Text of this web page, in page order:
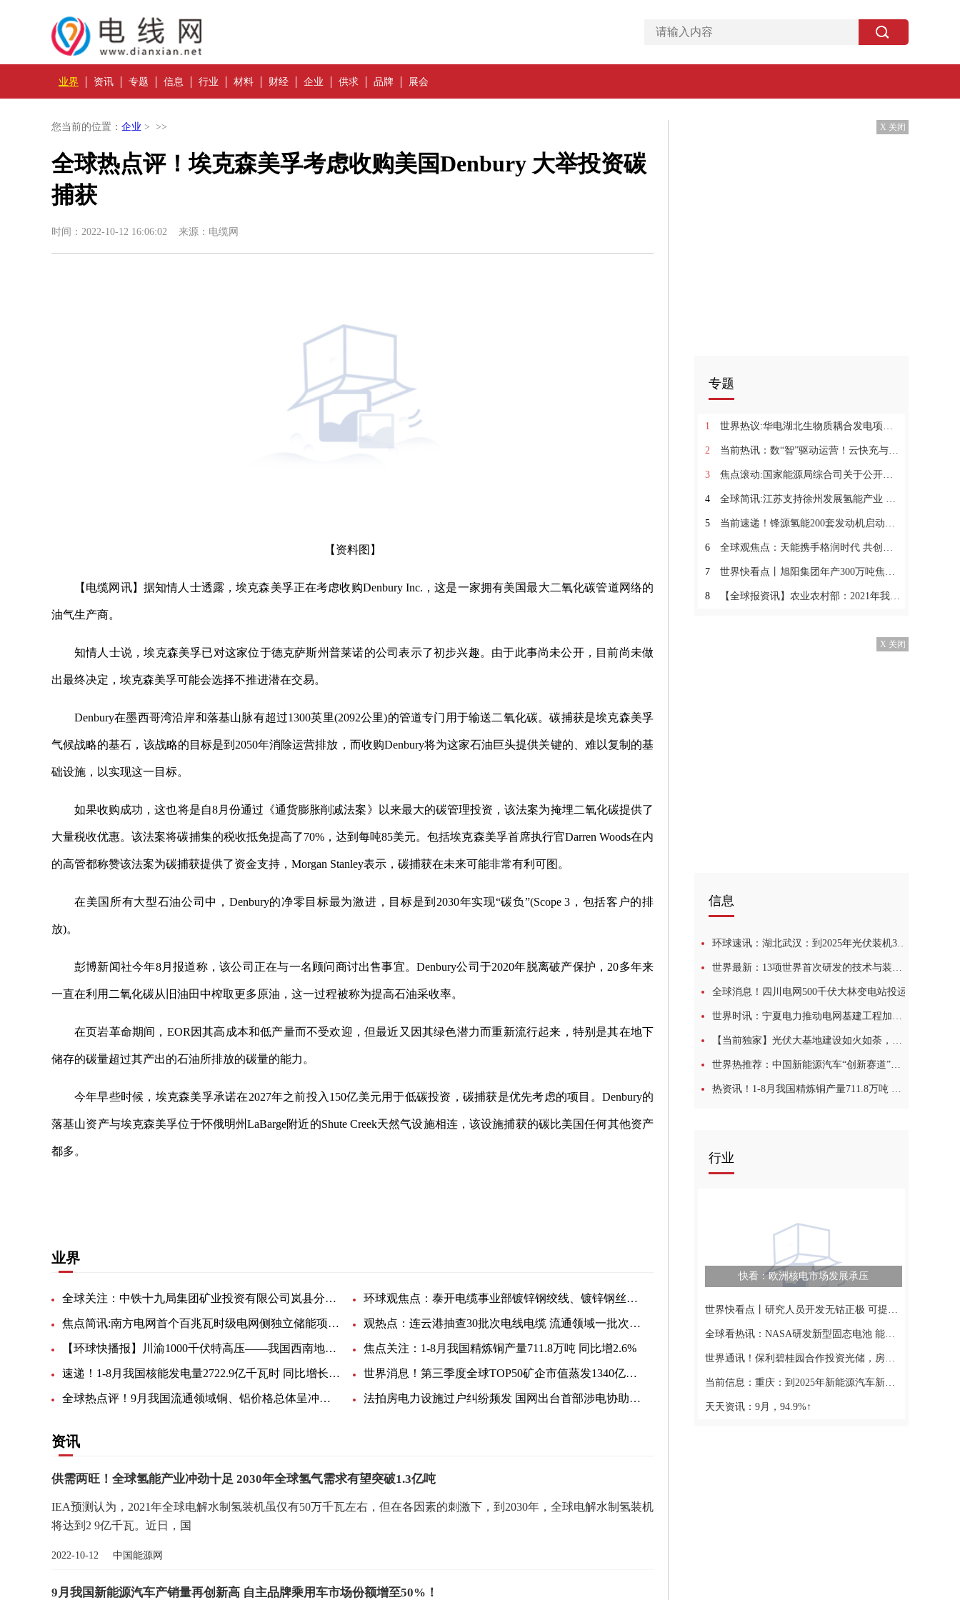
业界 资讯 专题 信息 行业 材料 财经 企业 供求 品牌 展会
您当前的位置： 企业 > >>
全球热点评！埃克森美孚考虑收购美国Denbury 大举投资碳
捕获
时间：2022-10-12 16:06:02 来源：电缆网
【资料图】
【电缆网讯】据知情人士透露，埃克森美孚正在考虑收购Denbury Inc.，这是一家拥有美国最大二氧化碳管道网络的
油气生产商。
知情人士说，埃克森美孚已对这家位于德克萨斯州普莱诺的公司表示了初步兴趣。由于此事尚未公开，目前尚未做
出最终决定，埃克森美孚可能会选择不推进潜在交易。
Denbury在墨西哥湾沿岸和落基山脉有超过1300英里(2092公里)的管道专门用于输送二氧化碳。碳捕获是埃克森美孚
气候战略的基石，该战略的目标是到2050年消除运营排放，而收购Denbury将为这家石油巨头提供关键的、难以复制的基
础设施，以实现这一目标。
如果收购成功，这也将是自8月份通过《通货膨胀削减法案》以来最大的碳管理投资，该法案为掩埋二氧化碳提供了
大量税收优惠。该法案将碳捕集的税收抵免提高了70%，达到每吨85美元。包括埃克森美孚首席执行官Darren Woods在内
的高管都称赞该法案为碳捕获提供了资金支持，Morgan Stanley表示，碳捕获在未来可能非常有利可图。
在美国所有大型石油公司中，Denbury的净零目标最为激进，目标是到2030年实现“碳负”(Scope 3，包括客户的排
放)。
彭博新闻社今年8月报道称，该公司正在与一名顾问商讨出售事宜。Denbury公司于2020年脱离破产保护，20多年来
一直在利用二氧化碳从旧油田中榨取更多原油，这一过程被称为提高石油采收率。
在页岩革命期间，EOR因其高成本和低产量而不受欢迎，但最近又因其绿色潜力而重新流行起来，特别是其在地下
储存的碳量超过其产出的石油所排放的碳量的能力。
今年早些时候，埃克森美孚承诺在2027年之前投入150亿美元用于低碳投资，碳捕获是优先考虑的项目。Denbury的
落基山资产与埃克森美孚位于怀俄明州LaBarge附近的Shute Creek天然气设施相连，该设施捕获的碳比美国任何其他资产
都多。
业界
全球关注：中铁十九局集团矿业投资有限公司岚县分公司电缆采购询价单 环球观焦点：泰开电缆事业部镀锌钢绞线、镀锌钢丝招标-55727招标公告
焦点简讯:南方电网首个百兆瓦时级电网侧独立储能项目开工，预计今年年底并网投产 观热点：连云港抽查30批次电线电缆 流通领域一批次产品不合格
【环球快播报】川渝1000千伏特高压——我国西南地区首个特高压交流工程开工 焦点关注：1-8月我国精炼铜产量711.8万吨 同比增2.6%
速递！1-8月我国核能发电量2722.9亿千瓦时 同比增长0.9% 世界消息！第三季度全球TOP50矿企市值蒸发1340亿美元
全球热点评！9月我国流通领域铜、铝价格总体呈冲高回落态势 法拍房电力设施过户纠纷频发 国网出台首部涉电协助执行文件
资讯
供需两旺！全球氢能产业冲劲十足 2030年全球氢气需求有望突破1.3亿吨
IEA预测认为，2021年全球电解水制氢装机虽仅有50万千瓦左右，但在各因素的刺激下，到2030年，全球电解水制氢装机
将达到2 9亿千瓦。近日，国
2022-10-12 中国能源网
9月我国新能源汽车产销量再创新高 自主品牌乘用车市场份额增至50%！
X 关闭
专题
1 世界热议:华电湖北生物质耦合发电项目 新科技助力农民增收
2 当前热讯：数“智”驱动运营！云快充与旗天科技达成合作
3 焦点滚动:国家能源局综合司关于公开征求火力发电、输变电、陆上风力发电、光伏发电等四类建设工程质量监督检查大纲（征求意见稿）意见的通知
4 全球简讯:江苏支持徐州发展氢能产业 探索构建制氢到用氢全产业链条
5 当前速递！锋源氢能200套发动机启动首批交付
6 全球观焦点：天能携手格润时代 共创工程机械“氢”时代
7 世界快看点丨旭阳集团年产300万吨焦化及制氢综合利用项目3号、4号焦炉投产
8 【全球报资讯】农业农村部：2021年我国农作物秸秆综合利用率达88.1%
X 关闭
信息
环球速讯：湖北武汉：到2025年光伏装机370MW
世界最新：13项世界首次研发的技术与装备为保障西电东送注入不竭动力
全球消息！四川电网500千伏大林变电站投运
世界时讯：宁夏电力推动电网基建工程加速落地
【当前独家】光伏大基地建设如火如荼，刺激光伏电缆快速增长
世界热推荐：中国新能源汽车“创新赛道”驶出加速度
热资讯！1-8月我国精炼铜产量711.8万吨 同比增2.6%
行业
快看：欧洲核电市场发展承压
世界快看点丨研究人员开发无钴正极 可提高电池的容量和寿命
全球看热讯：NASA研发新型固态电池 能量密度比特斯拉电池高一倍
世界通讯！保利碧桂园合作投资光储，房产巨头为何抢建新能源？
当前信息：重庆：到2025年新能源汽车新车销量达新车总销量20%以上
天天资讯：9月，94.9%↑